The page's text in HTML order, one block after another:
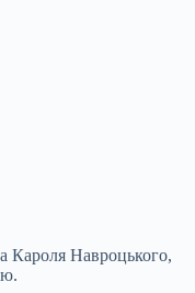
Кароля Навроцького,